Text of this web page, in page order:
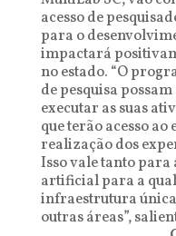
acesso de
para o
impactará
no estado. “O
de pesquisa
executar as suas
que terão acesso
realização dos
Isso vale tanto
artificial para a
infraestrutura
outras áreas”,